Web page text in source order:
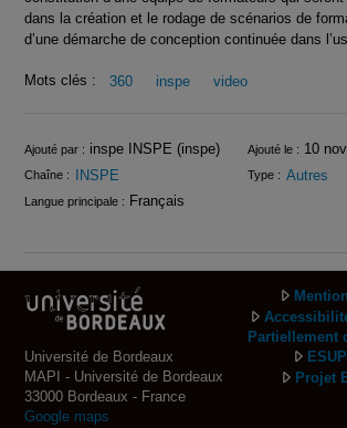
dans la création et le rodage de scénarios de
d’une démarche de conception continuée dans
Mots clés : 360 inspe video
Infos
Ajouté par : inspe INSPE (inspe) Ajouté le : 10
Chaîne : INSPE Type : Autres
Langue principale : Français
Université de Bordeaux
MAPI - Université de Bordeaux
33000 Bordeaux - France
Google maps
Partiellement
Projet